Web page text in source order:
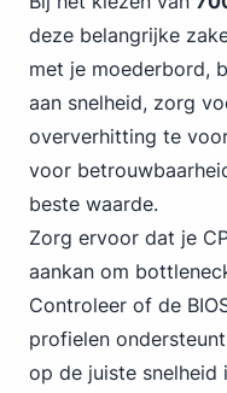
deze belangrijke
met je moederbord,
aan snelheid, zorg
oververhitting te
voor
beste waarde.
Zorg ervoor dat je
aankan om
Controleer of de
profielen
op de juiste snelheid